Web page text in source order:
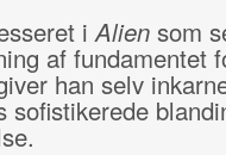
iAliensom
af fundamentet
han selv
sofistikerede